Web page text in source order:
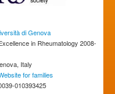
di Genova
in Rheumatology 2008-
Italy
for families
010393425